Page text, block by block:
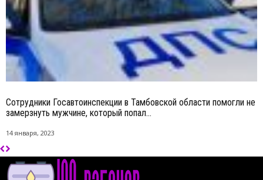
Сотрудники Госавтоинспекции в Тамбовской области помогли не
замерзнуть мужчине, который попал...
14 января, 2023